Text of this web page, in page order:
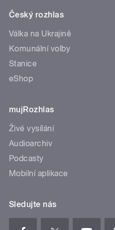
Český rozhlas
Válka na Ukrajině
Komunální volby
Stanice
eShop
mujRozhlas
Živé vysílání
Audioarchiv
Podcasty
Mobilní aplikace
Sledujte nás